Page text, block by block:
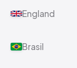
England
Brasil